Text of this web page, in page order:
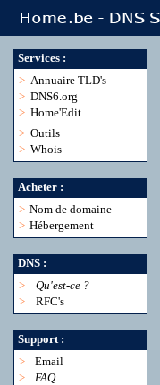
Services :
> Annuaire TLD's
> DNS6.org
> Home'Edit
> Outils
> Whois
Acheter :
> Nom de domaine
> Hébergement
DNS :
>
Qu'est-ce ?
>
RFC's
Support :
>
Email
>
FAQ